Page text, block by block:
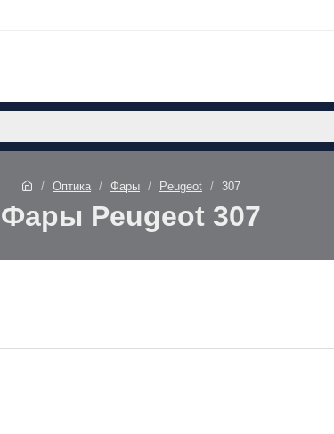
Оптика Фары Peugeot 307
Фары Peugeot 307